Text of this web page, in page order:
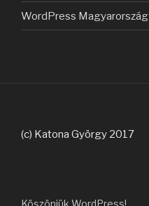
WordPress Magyarország
(c) Katona György 2017
Köszönjük WordPress!